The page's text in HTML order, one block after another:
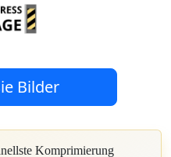
Bilder
Komprimierung